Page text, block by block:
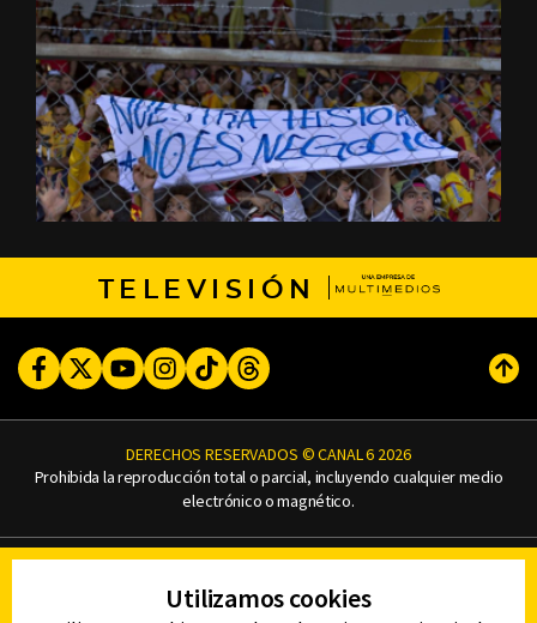
TELEVISIÓN
FacebookTwitterYoutubeInstagram
TikTokThreads
DERECHOS RESERVADOS © CANAL 6 2026
Prohibida la reproducción total o parcial, incluyendo cualquier medio
electrónico o magnético.
AVISO DE PRIVACIDAD
Utilizamos cookies